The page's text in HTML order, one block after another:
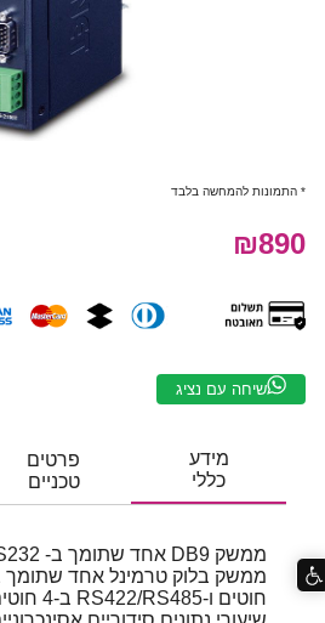
* התמונות להמחשה בלבד
₪890
שיחה עם נציג
מידע
כללי
פרטים
טכניים
ממשק DB9 אחד שתומך ב- RS232
חוטים ו-RS422/RS485 ב-4 חוטים